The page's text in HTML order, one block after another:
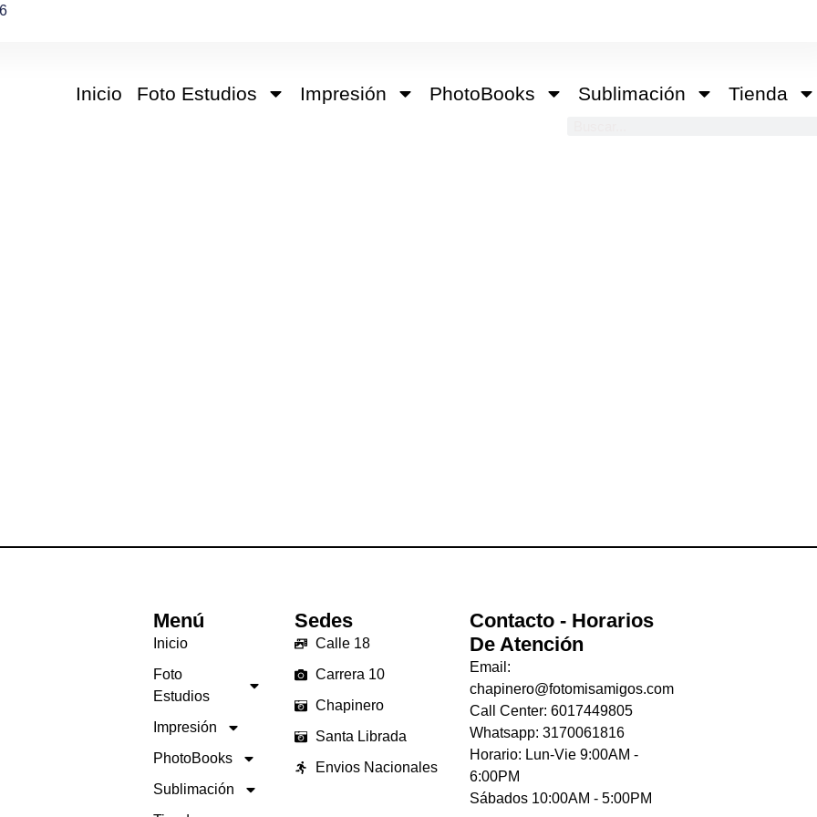
Inicio Foto Estudios Impresión PhotoBooks Sublimación Tienda
Menú
Inicio
Foto
Estudios
Impresión
PhotoBooks
Sublimación
Sedes
Calle 18
Carrera 10
Chapinero
Santa Librada
Envios Nacionales
Contacto - Horarios
De Atención
Email:
chapinero@fotomisamigos.com
Call Center: 6017449805
Whatsapp: 3170061816
Horario: Lun-Vie 9:00AM -
6:00PM
Sábados 10:00AM - 5:00PM